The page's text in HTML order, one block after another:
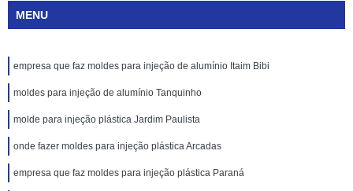
MENU
empresa que faz moldes para injeção de alumínio Itaim Bibi
moldes para injeção de alumínio Tanquinho
molde para injeção plástica Jardim Paulista
onde fazer moldes para injeção plástica Arcadas
empresa que faz moldes para injeção plástica Paraná